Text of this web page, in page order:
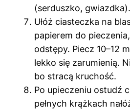
(serduszko, gwiazdka).
Ułóż ciasteczka na
papierem do
odstępy. Piecz 10–12
lekko się zarumienią.
bo stracą kruchość.
Po upieczeniu ostudź
pełnych krążkach